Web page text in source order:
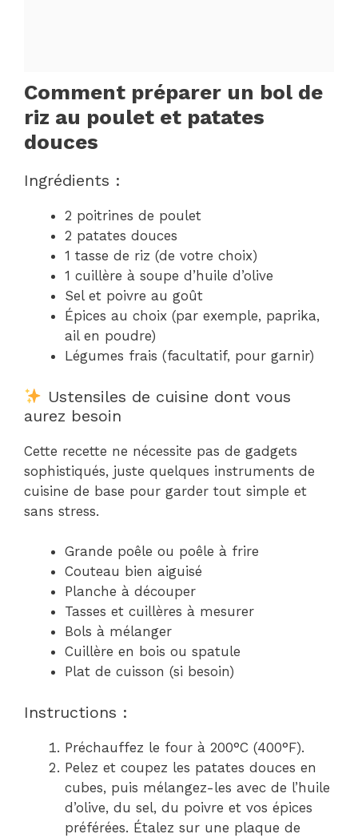
Comment préparer un bol de
riz au poulet et patates
douces
Ingrédients :
2 poitrines de poulet
2 patates douces
1 tasse de riz (de votre choix)
1 cuillère à soupe d’huile d’olive
Sel et poivre au goût
Épices au choix (par exemple, paprika,
ail en poudre)
Légumes frais (facultatif, pour garnir)
Ustensiles de cuisine dont vous
aurez besoin
Cette recette ne nécessite pas de gadgets
sophistiqués, juste quelques instruments de
cuisine de base pour garder tout simple et
sans stress.
Grande poêle ou poêle à frire
Couteau bien aiguisé
Planche à découper
Tasses et cuillères à mesurer
Bols à mélanger
Cuillère en bois ou spatule
Plat de cuisson (si besoin)
Instructions :
Préchauffez le four à 200°C (400°F).
Pelez et coupez les patates douces en
cubes, puis mélangez-les avec de l’huile
d’olive, du sel, du poivre et vos épices
préférées. Étalez sur une plaque de